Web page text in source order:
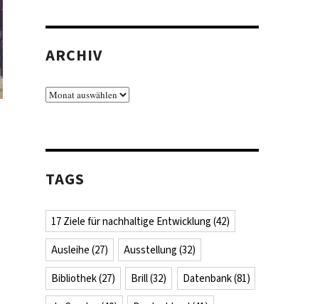
ARCHIV
Archiv
TAGS
17 Ziele für nachhaltige Entwicklung (42)
Ausleihe (27) Ausstellung (32)
Bibliothek(27) Brill(32) Datenbank(81)